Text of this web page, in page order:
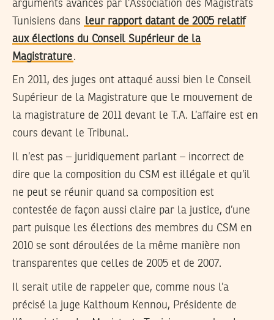
arguments avancés par l’Association des Magistrats
Tunisiens dans leur rapport datant de 2005 relatif
aux élections du Conseil Supérieur de la
Magistrature.
En 2011, des juges ont attaqué aussi bien le Conseil
Supérieur de la Magistrature que le mouvement de
la magistrature de 2011 devant le T.A. L’affaire est en
cours devant le Tribunal.
Il n’est pas – juridiquement parlant – incorrect de
dire que la composition du CSM est illégale et qu’il
ne peut se réunir quand sa composition est
contestée de façon aussi claire par la justice, d’une
part puisque les élections des membres du CSM en
2010 se sont déroulées de la même manière non
transparentes que celles de 2005 et de 2007.
Il serait utile de rappeler que, comme nous l’a
précisé la juge Kalthoum Kennou, Présidente de